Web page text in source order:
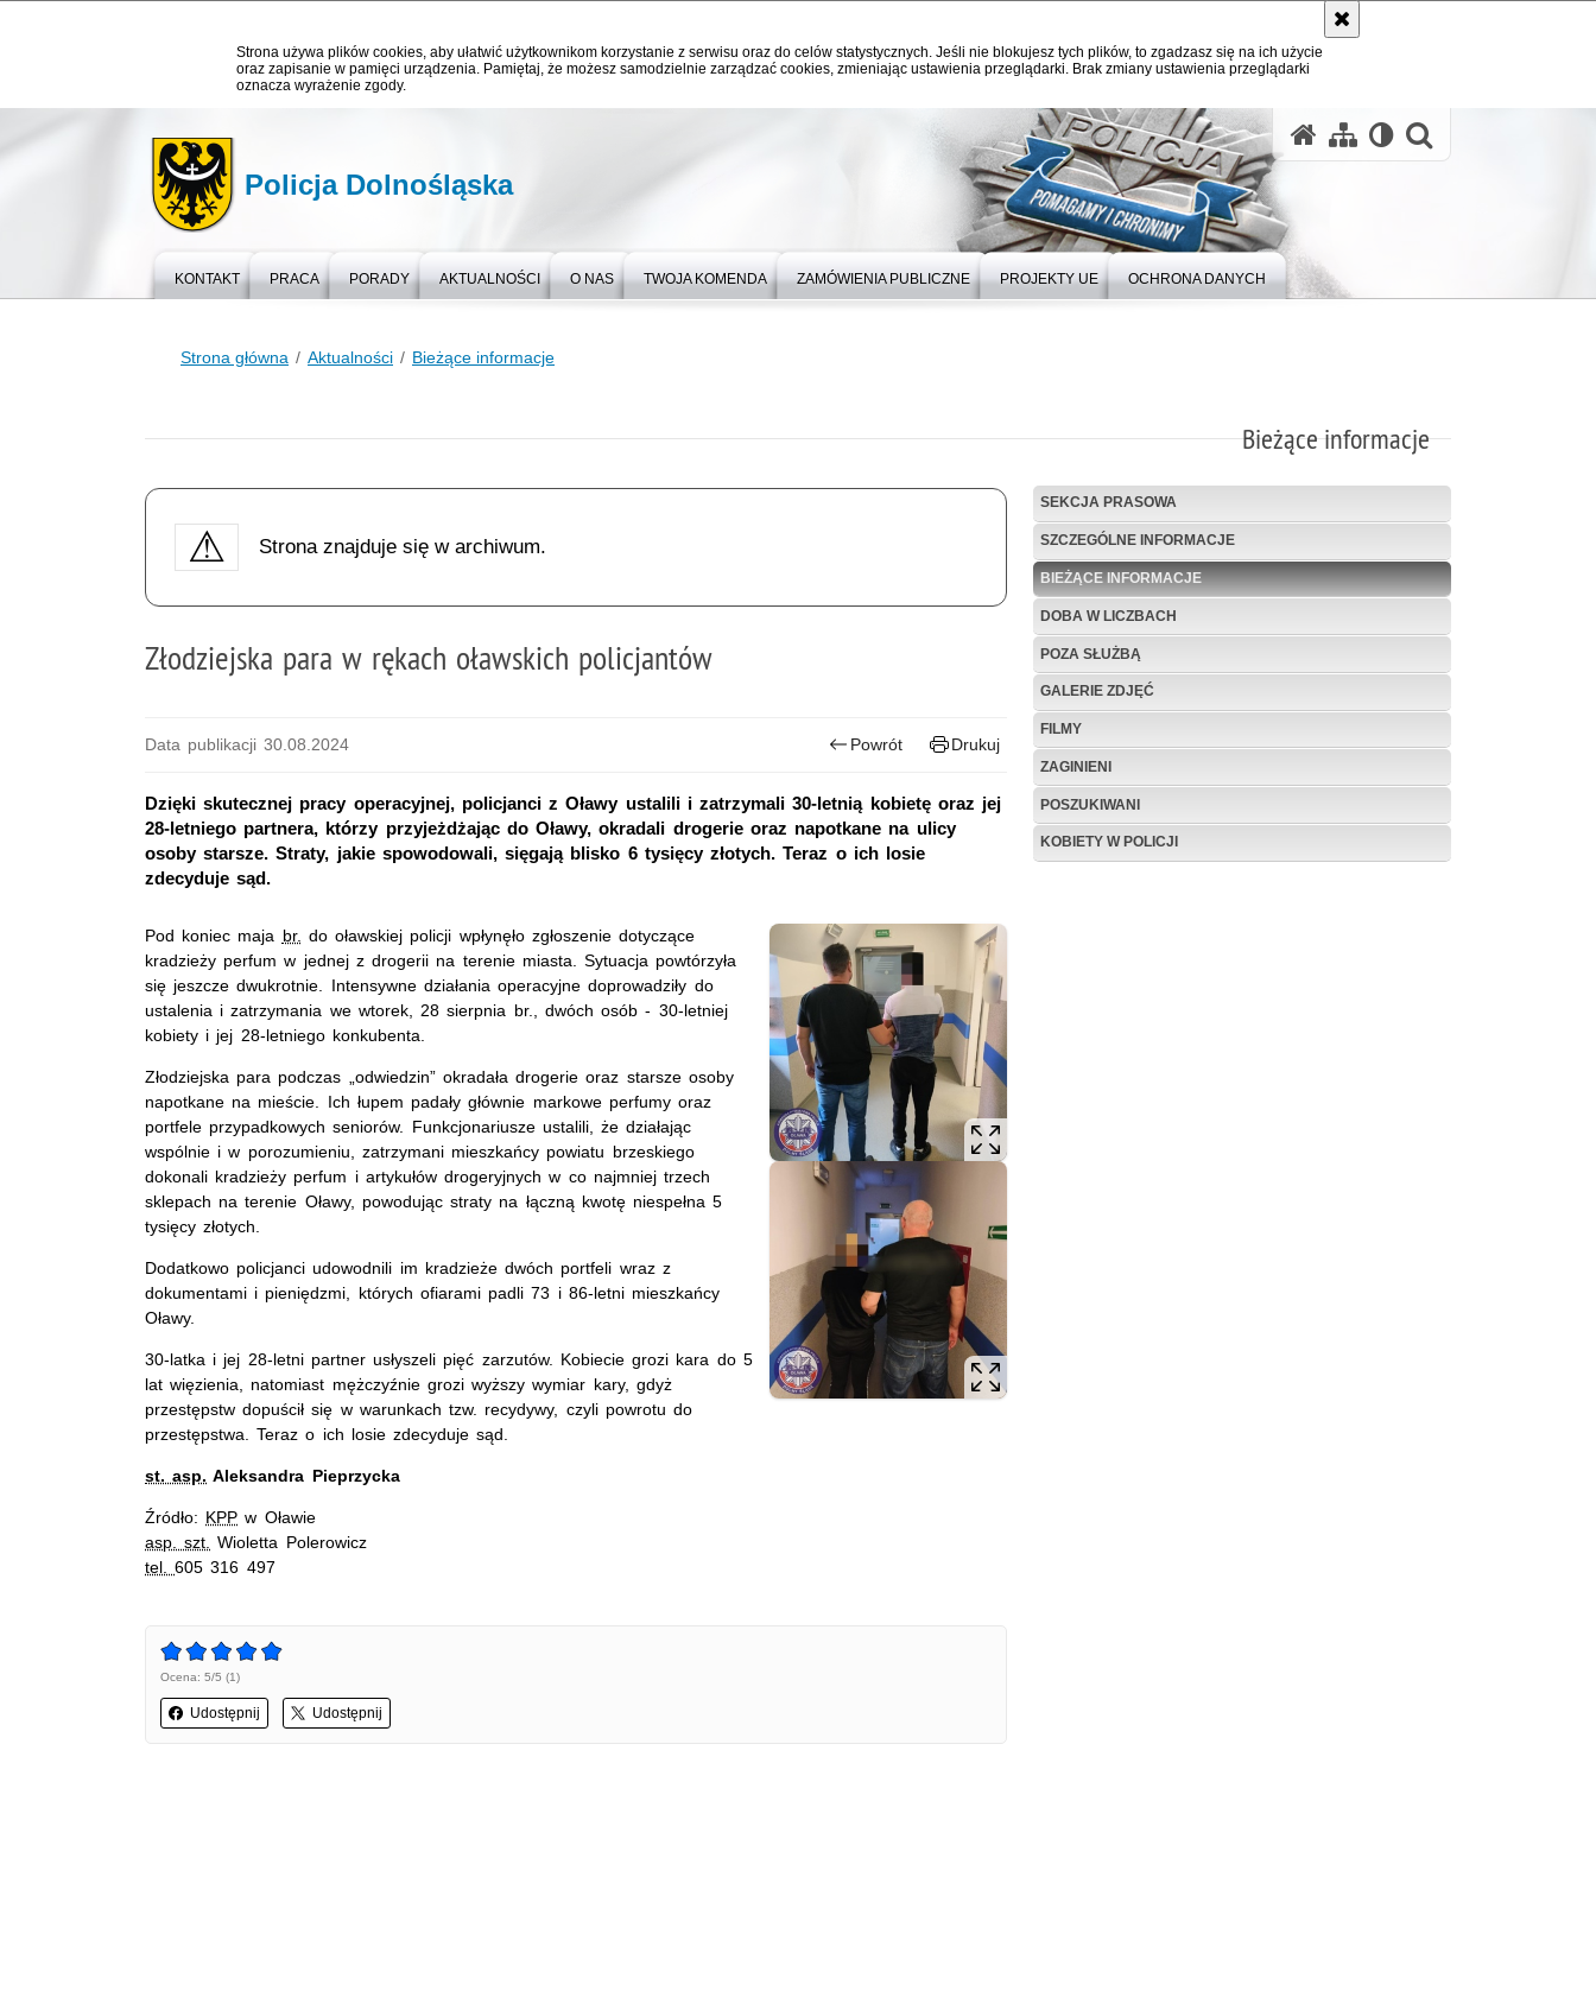
Strona używa plików cookies, aby ułatwić użytkownikom korzystanie z serwisu oraz do celów statystycznych. Jeśli nie blokujesz tych plików, to zgadzasz się na ich użycie
oraz zapisanie w pamięci urządzenia. Pamiętaj, że możesz samodzielnie zarządzać cookies, zmieniając ustawienia przeglądarki. Brak zmiany ustawienia przeglądarki
oznacza wyrażenie zgody.
Policja Dolnośląska
KONTAKT PRACA PORADY AKTUALNOŚCI O NAS TWOJA KOMENDA ZAMÓWIENIA PUBLICZNE PROJEKTY UE OCHRONA DANYCH
Strona główna Aktualności Bieżące informacje
Bieżące informacje
Strona znajduje się w archiwum.
Złodziejska para w rękach oławskich policjantów
Data publikacji 30.08.2024 Powrót Drukuj
Dzięki skutecznej pracy operacyjnej, policjanci z Oławy ustalili i zatrzymali 30-letnią kobietę oraz jej
28-letniego partnera, którzy przyjeżdżając do Oławy, okradali drogerie oraz napotkane na ulicy
osoby starsze. Straty, jakie spowodowali, sięgają blisko 6 tysięcy złotych. Teraz o ich losie
zdecyduje sąd.
Pod koniec maja br. do oławskiej policji wpłynęło zgłoszenie dotyczące
kradzieży perfum w jednej z drogerii na terenie miasta. Sytuacja powtórzyła
się jeszcze dwukrotnie. Intensywne działania operacyjne doprowadziły do
ustalenia i zatrzymania we wtorek, 28 sierpnia br., dwóch osób - 30-letniej
kobiety i jej 28-letniego konkubenta.
Złodziejska para podczas „odwiedzin” okradała drogerie oraz starsze osoby
napotkane na mieście. Ich łupem padały głównie markowe perfumy oraz
portfele przypadkowych seniorów. Funkcjonariusze ustalili, że działając
wspólnie i w porozumieniu, zatrzymani mieszkańcy powiatu brzeskiego
dokonali kradzieży perfum i artykułów drogeryjnych w co najmniej trzech
sklepach na terenie Oławy, powodując straty na łączną kwotę niespełna 5
tysięcy złotych.
Dodatkowo policjanci udowodnili im kradzieże dwóch portfeli wraz z
dokumentami i pieniędzmi, których ofiarami padli 73 i 86-letni mieszkańcy
Oławy.
30-latka i jej 28-letni partner usłyszeli pięć zarzutów. Kobiecie grozi kara do 5
lat więzienia, natomiast mężczyźnie grozi wyższy wymiar kary, gdyż
przestępstw dopuścił się w warunkach tzw. recydywy, czyli powrotu do
przestępstwa. Teraz o ich losie zdecyduje sąd.
st. asp. Aleksandra Pieprzycka
Źródło: KPP w Oławie
asp. szt.
Wioletta Polerowicz
tel.605 316 497
Ocena: 5/5 (1)
Udostępnij Udostępnij
SEKCJA PRASOWA
SZCZEGÓLNE INFORMACJE
BIEŻĄCE INFORMACJE
DOBA W LICZBACH
POZA SŁUŻBĄ
GALERIE ZDJĘĆ
FILMY
ZAGINIENI
POSZUKIWANI
KOBIETY W POLICJI